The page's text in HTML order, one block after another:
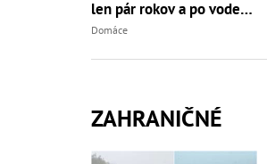
len pár rokov a po vode
ani stopy!
Domáce
ZAHRANIČNÉ